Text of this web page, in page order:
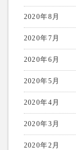
2020年8月
2020年7月
2020年6月
2020年5月
2020年4月
2020年3月
2020年2月